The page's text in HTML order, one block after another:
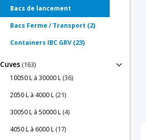
Bacs de lancement
Bacs Ferme / Transport (2)
Containers IBC GRV (23)
Cuves(163)
10050 L à 30000 L(36)
2050 L à 4000 L(21)
30050 L à 50000 L(4)
4050 L à 6000 L(17)